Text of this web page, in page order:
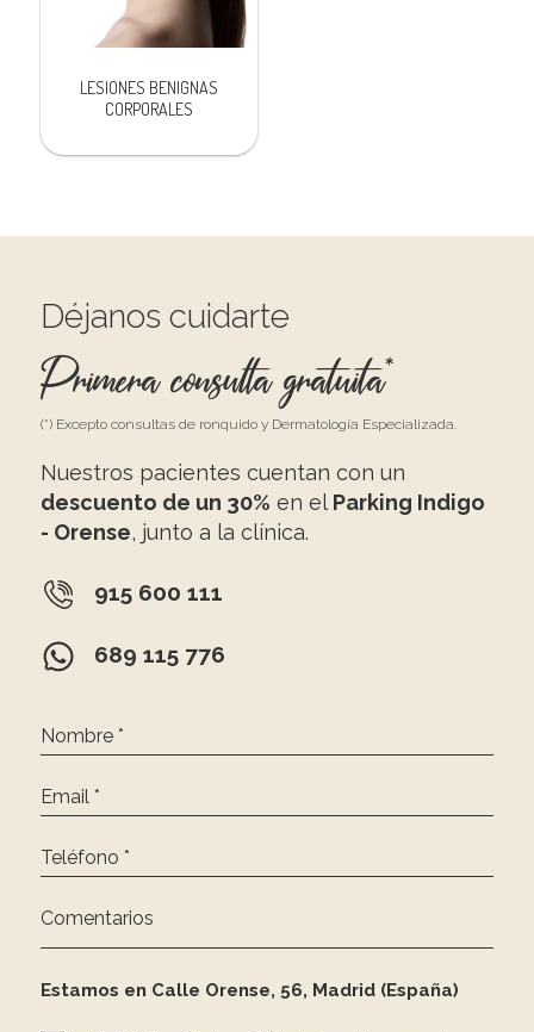
LESIONES BENIGNAS
CORPORALES
Déjanos cuidarte
Primera consulta gratuita*
(*) Excepto consultas de ronquido y Dermatología Especializada.
Nuestros pacientes cuentan con un
descuento de un 30% en elParking Indigo
- Orense, junto a la clínica.
915 600 111
689 115 776
Nombre *
Email *
Teléfono *
Comentarios
Estamos en Calle Orense, 56, Madrid (España)